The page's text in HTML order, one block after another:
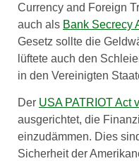
Currency and Foreign
auch als Bank Secrecy
Gesetz sollte die
lüftete auch den
in den Vereinigten
Der USA PATRIOT Act
ausgerichtet, die
einzudämmen. Dies
Sicherheit der